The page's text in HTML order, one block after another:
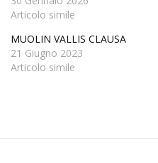
Articolo simile
MUOLIN VALLIS CLAUSA
21 Giugno 2023
Articolo simile